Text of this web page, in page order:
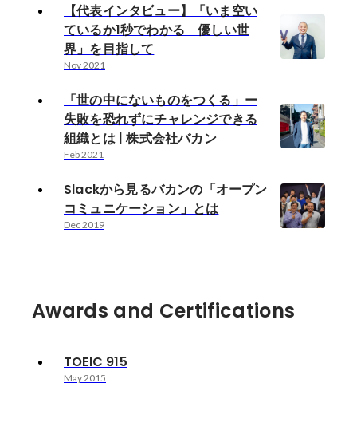
【代表インタビュー】「いま空い
ているか1秒でわかる 優しい世
界」を目指して
Nov 2021
「世の中にないものをつくる」ー
失敗を恐れずにチャレンジできる
組織とは | 株式会社バカン
Feb 2021
Slackから見るバカンの「オープン
コミュニケーション」とは
Dec 2019
Awards and Certifications
TOEIC 915
May 2015